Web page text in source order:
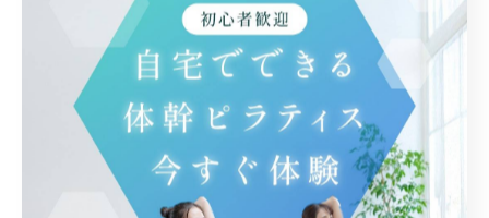
なることがあります。日々の体調の変化を記録すること
で、無理のない範囲での健康維持が可能になります。
例えば、ウェアラブル端末を活用して歩数や心拍数、睡
眠の質などを可視化する方法は、負担の少ない自分の健
康管理に役立ちます。これにより、必要以上に体を追い
込まず、適切な運動量や休息を把握することができま